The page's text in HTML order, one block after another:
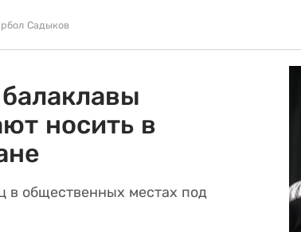
Садыков
носить в
в общественных местах под